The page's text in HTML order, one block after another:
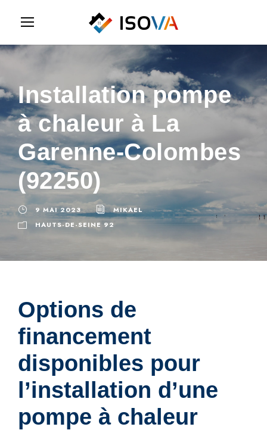
Installation pompe
à chaleur à La
Garenne-Colombes
(92250)
9 MAI 2023
MIKAEL
HAUTS-DE-SEINE 92
Options de
financement
disponibles pour
l’installation d’une
pompe à chaleur